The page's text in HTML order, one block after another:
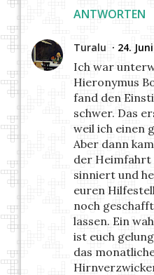
ANTWORTEN
Turalu 24.
Ich war
Hieronymus
fand den
schwer. Das
weil ich einen
Aber dann
der Heimfahrt
sinniert und
euren
noch
lassen. Ein
ist euch
das